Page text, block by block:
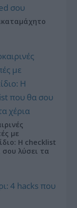
με
Η checklist
λύσει τα